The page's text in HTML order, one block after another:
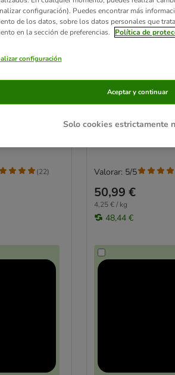
Perfect
Large con
(22)
Advance Medium
pollo
12 kg
50,99 €
4,25 € / kg
48,44 €
Valorar: 5/5
configuración). Puedes encontrar más
de los datos, sobre los datos personales que
en la sección de preferencias.
Política de
configuración
Solo cookies estrictamente
Aceptar y continuar